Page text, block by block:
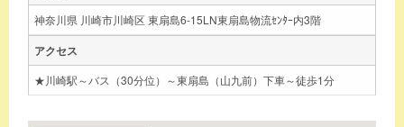
神奈川県 川崎市川崎区 東扇島6-15LN東扇島物流ｾﾝﾀｰ内3階
アクセス
★川崎駅～バス（30分位）～東扇島（山九前）下車～徒歩1分